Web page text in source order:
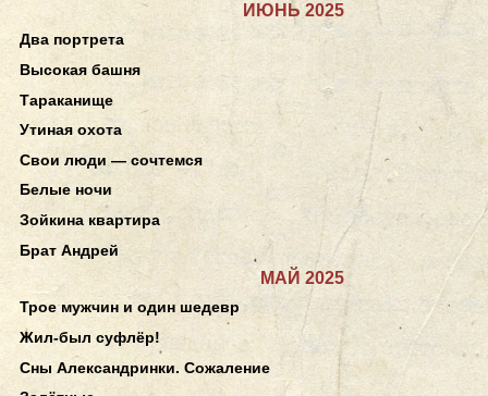
ИЮНЬ 2025
Два портрета
Высокая башня
Тараканище
Утиная охота
Свои люди — сочтемся
Белые ночи
Зойкина квартира
Брат Андрей
МАЙ 2025
Трое мужчин и один шедевр
Жил-был суфлёр!
Сны Александринки. Сожаление